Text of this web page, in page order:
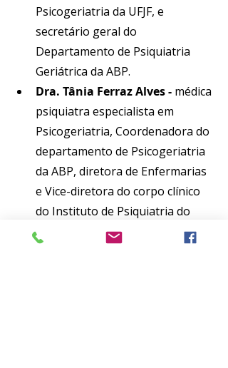
Psicogeriatria da UFJF, e
secretário geral do
Departamento de Psiquiatria
Geriátrica da ABP.
Dra. Tânia Ferraz Alves - médica
psiquiatra especialista em
Psicogeriatria, Coordenadora do
departamento de Psicogeriatria
da ABP, diretora de Enfermarias
e Vice-diretora do corpo clínico
do Instituto de Psiquiatria do
Hospital das Clínicas da USP.